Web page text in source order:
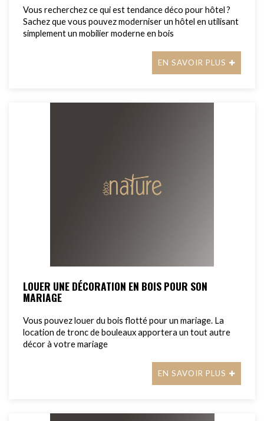
Vous recherchez ce qui est tendance déco pour hôtel ?
Sachez que vous pouvez moderniser un hôtel en utilisant
simplement un mobilier moderne en bois
EN SAVOIR PLUS
LOUER UNE DÉCORATION EN BOIS POUR SON
MARIAGE
Vous pouvez louer du bois flotté pour un mariage. La
location de tronc de bouleaux apportera un tout autre
décor à votre mariage
EN SAVOIR PLUS